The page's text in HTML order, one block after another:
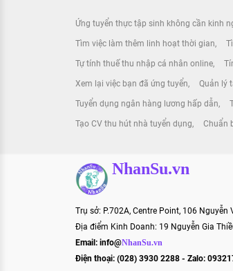
Ứng tuyển thực tập sinh không cần kinh
Tìm việc làm thêm linh hoạt thời gian
Tự tính thuế thu nhập cá nhân online
Xem lại việc bạn đã ứng tuyển Quản lý
Tuyển dụng ngân hàng lương hấp dẫn
Tạo CV thu hút nhà tuyển dụng Chuẩn
NhanSu.vn
Trụ sở: P.702A, Centre Point, 106
Địa điểm Kinh Doanh: 19 Nguyễn Gia
Email: info@NhanSu.vn
Điện thoại: (028) 3930 2288 - Zalo: